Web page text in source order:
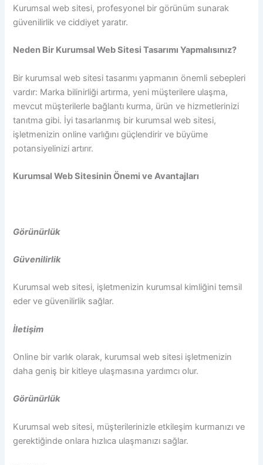
Kurumsal web sitesi, profesyonel bir görünüm sunarak
güvenilirlik ve ciddiyet yaratır.
Neden Bir Kurumsal Web Sitesi Tasarımı Yapmalısınız?
Bir kurumsal web sitesi tasarımı yapmanın önemli sebepleri
vardır: Marka bilinirliği artırma, yeni müşterilere ulaşma,
mevcut müşterilerle bağlantı kurma, ürün ve hizmetlerinizi
tanıtma gibi. İyi tasarlanmış bir kurumsal web sitesi,
işletmenizin online varlığını güçlendirir ve büyüme
potansiyelinizi artırır.
Kurumsal Web Sitesinin Önemi ve Avantajları
Görünürlük
Güvenilirlik
Kurumsal web sitesi, işletmenizin kurumsal kimliğini temsil
eder ve güvenilirlik sağlar.
İletişim
Online bir varlık olarak, kurumsal web sitesi işletmenizin
daha geniş bir kitleye ulaşmasına yardımcı olur.
Görünürlük
Kurumsal web sitesi, müşterilerinizle etkileşim kurmanızı ve
gerektiğinde onlara hızlıca ulaşmanızı sağlar.